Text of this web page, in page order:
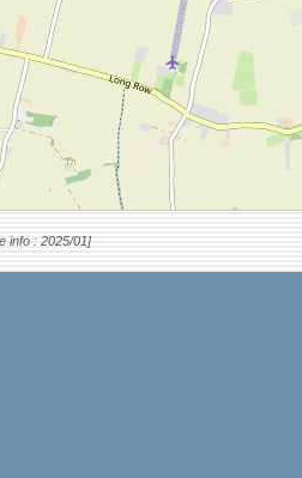
info : 2025/01]